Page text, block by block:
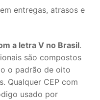
entregas, atrasos e
a letra V no Brasil.
são compostos
o padrão de oito
Qualquer CEP com
usado por